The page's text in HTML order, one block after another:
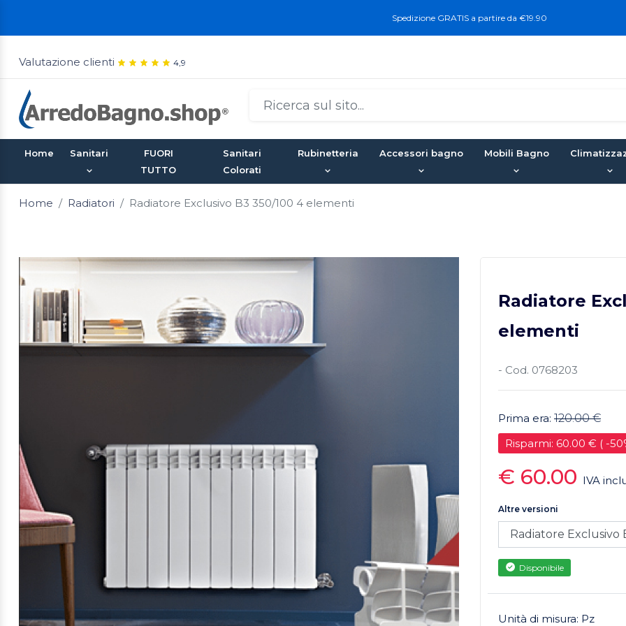
Spedizione GRATIS a partire da €19.90
Valutazione clienti 4,9
Home Sanitari
FUORI
TUTTO
Sanitari
Colorati
Rubinetteria Accessori bagno Mobili Bagno
Home Radiatori Radiatore Exclusivo B3 350/100 4 elementi
Radiatore
elementi
- Cod. 0768203
Prima era: 120.00 €
Risparmi: 60.00 € ( -
€ 60.00 IVA
Altre versioni
Disponibile
Unità di misura: Pz